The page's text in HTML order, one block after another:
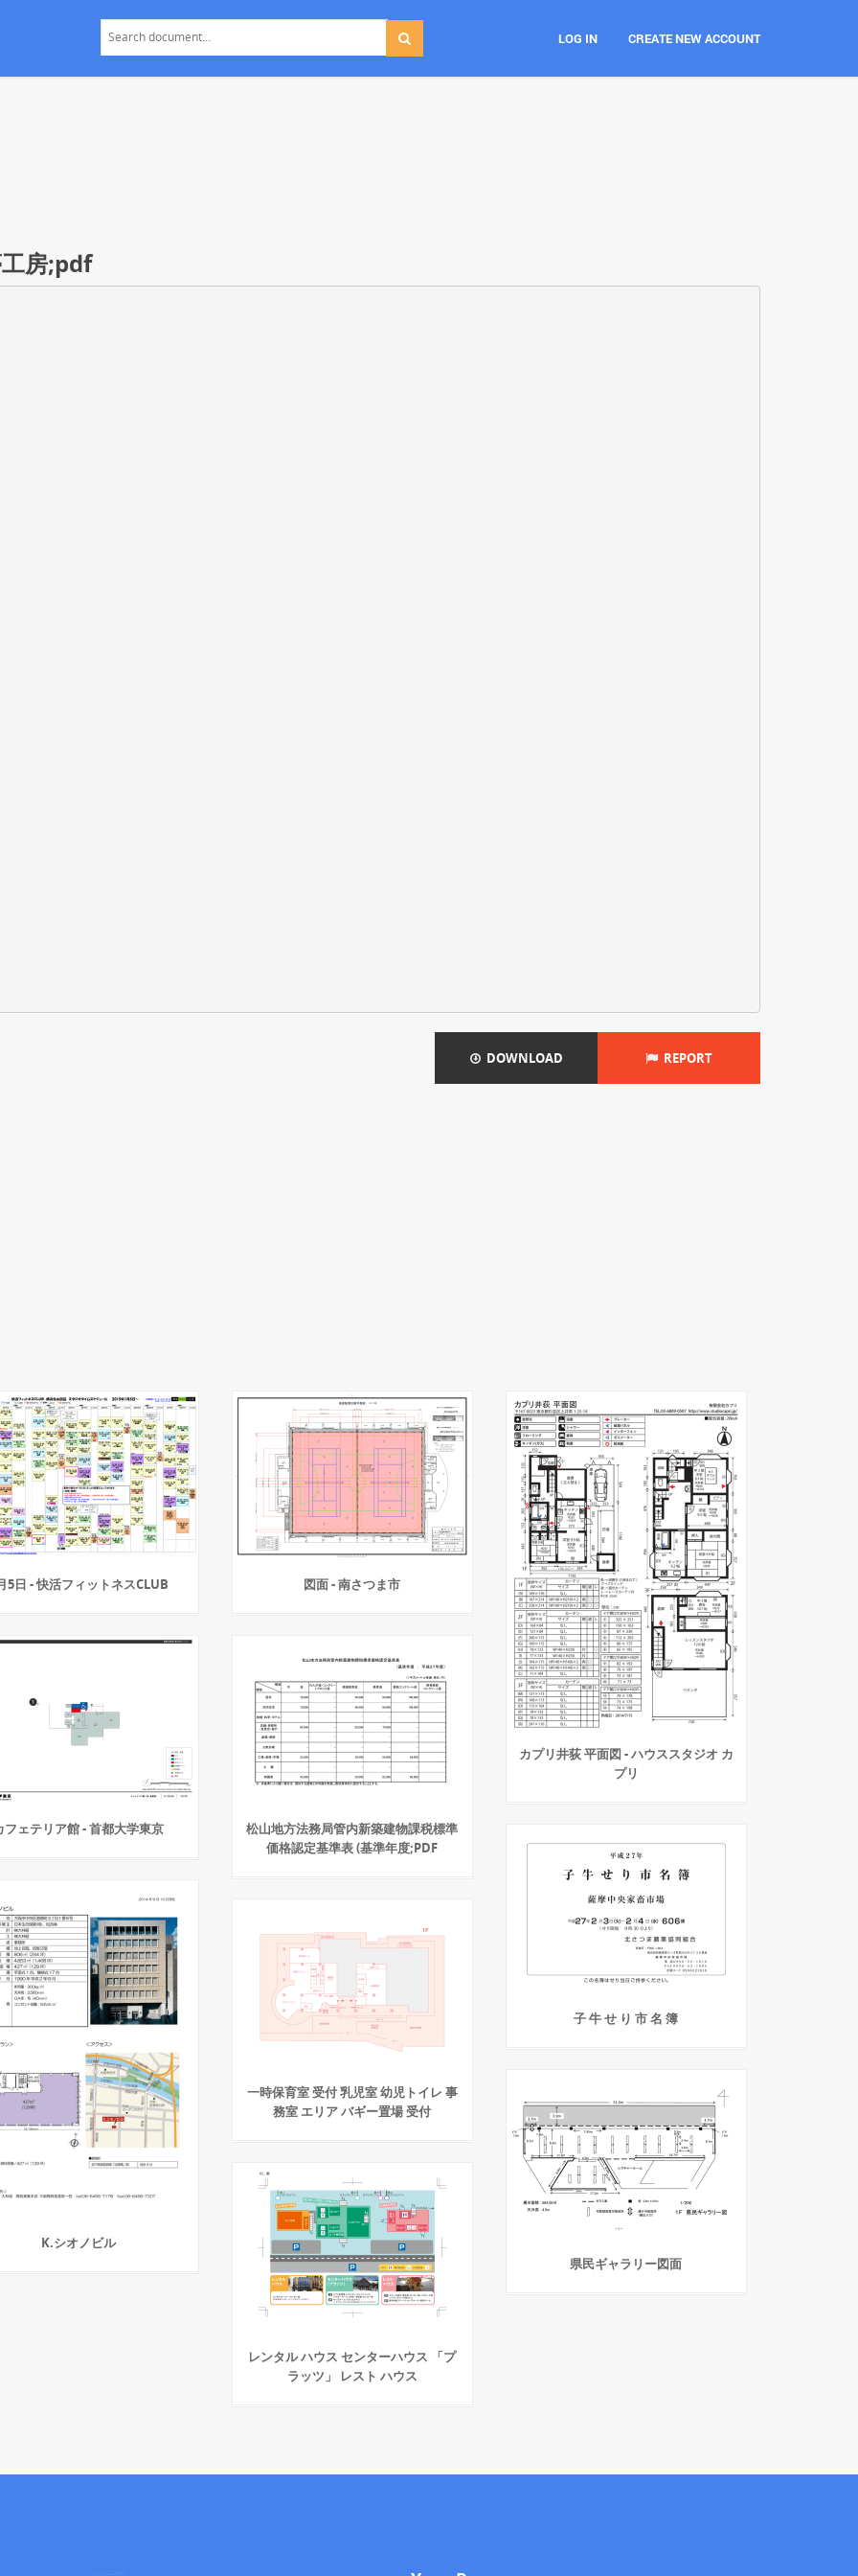
LOG IN CREATE NEW ACCOUNT
房;pdf
DOWNLOAD REPORT
5日 - 快活フィットネスCLUB 図面 - 南さつま市
カプリ井荻 平面図 - ハウススタジオ カ
プリ
フェテリア館 - 首都大学東京
松山地方法務局管内新築建物課税標準
価格認定基準表 (基準年度;PDF
子 牛 せ り 市 名 簿
K.シオノビル
一時保育室 受付 乳児室 幼児トイレ 事
務室 エリア バギー置場 受付
県民ギャラリー図面
レンタル ハウス センターハウス 「プ
ラッツ」 レスト ハウス